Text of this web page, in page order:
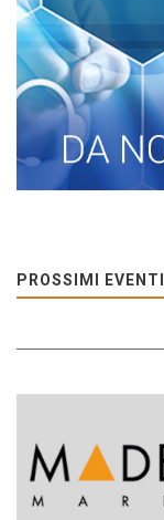
PROSSIMI EVENTI